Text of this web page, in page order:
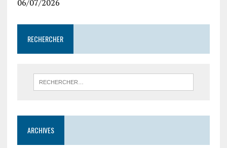
06/07/2026
RECHERCHER
ARCHIVES